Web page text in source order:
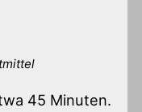
45 Minuten.